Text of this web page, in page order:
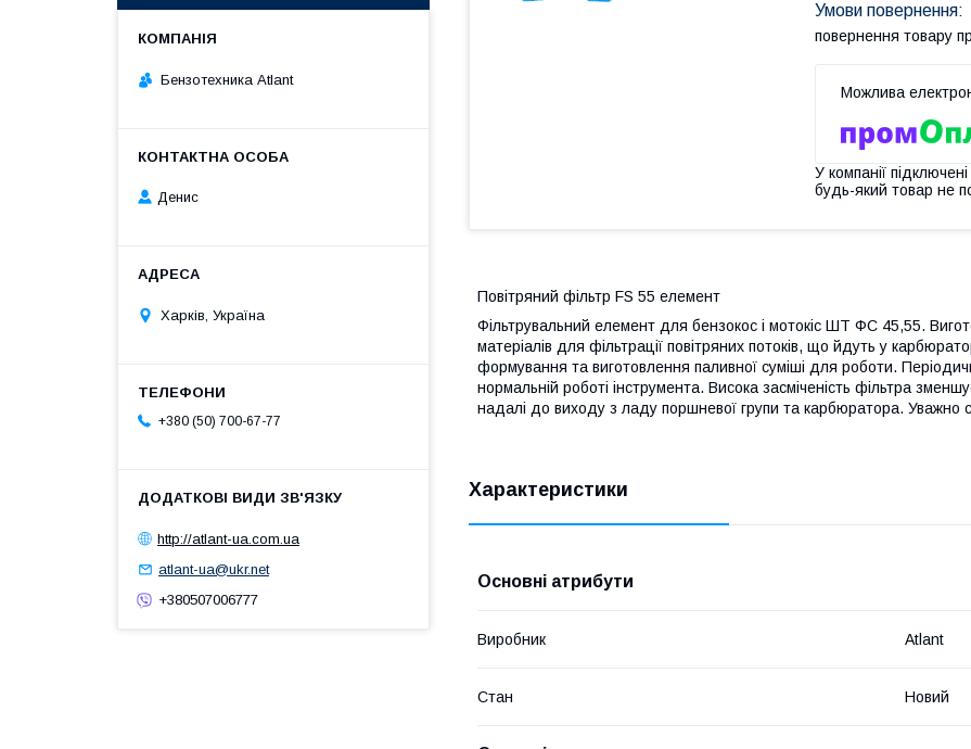
повернення товару
У компанії
будь-який товар не
Повітряний фільтр FS 55 елемент
Фільтрувальний елемент для бензокос і мотокіс ШТ ФС 45,55.
матеріалів для фільтрації повітряних потоків, що йдуть у
формування та виготовлення паливної суміші для роботи.
нормальній роботі інструмента. Висока засміченість фільтра
надалі до виходу з ладу поршневої групи та карбюратора. Уважно
Характеристики
Основні атрибути
Виробник Atlant
Стан Новий
Бензотехника Atlant
Денис
Харків, Україна
+380 (50) 700-67-77
http://atlant-ua.com.ua
atlant-ua@ukr.net
+380507006777